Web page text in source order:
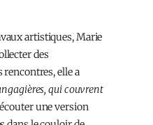
artistiques, Marie
des
rencontres, elle a
qui couvrent
une version